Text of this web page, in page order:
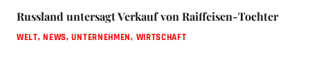
Russland untersagt Verkauf von Raiffeisen-Tochter
WELT,NEWS,UNTERNEHMEN, WIRTSCHAFT